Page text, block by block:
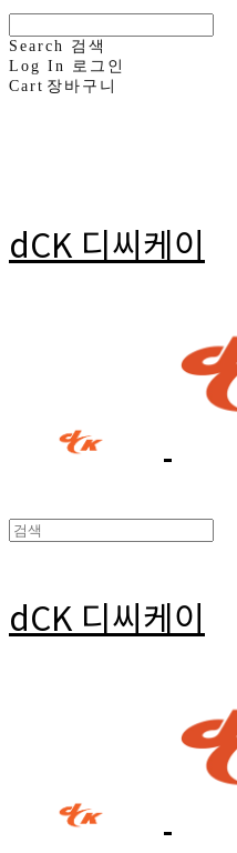
Search 검색
Log In 로그인
Cart 장바구니
dCK 디씨케이
dCK 디씨케이